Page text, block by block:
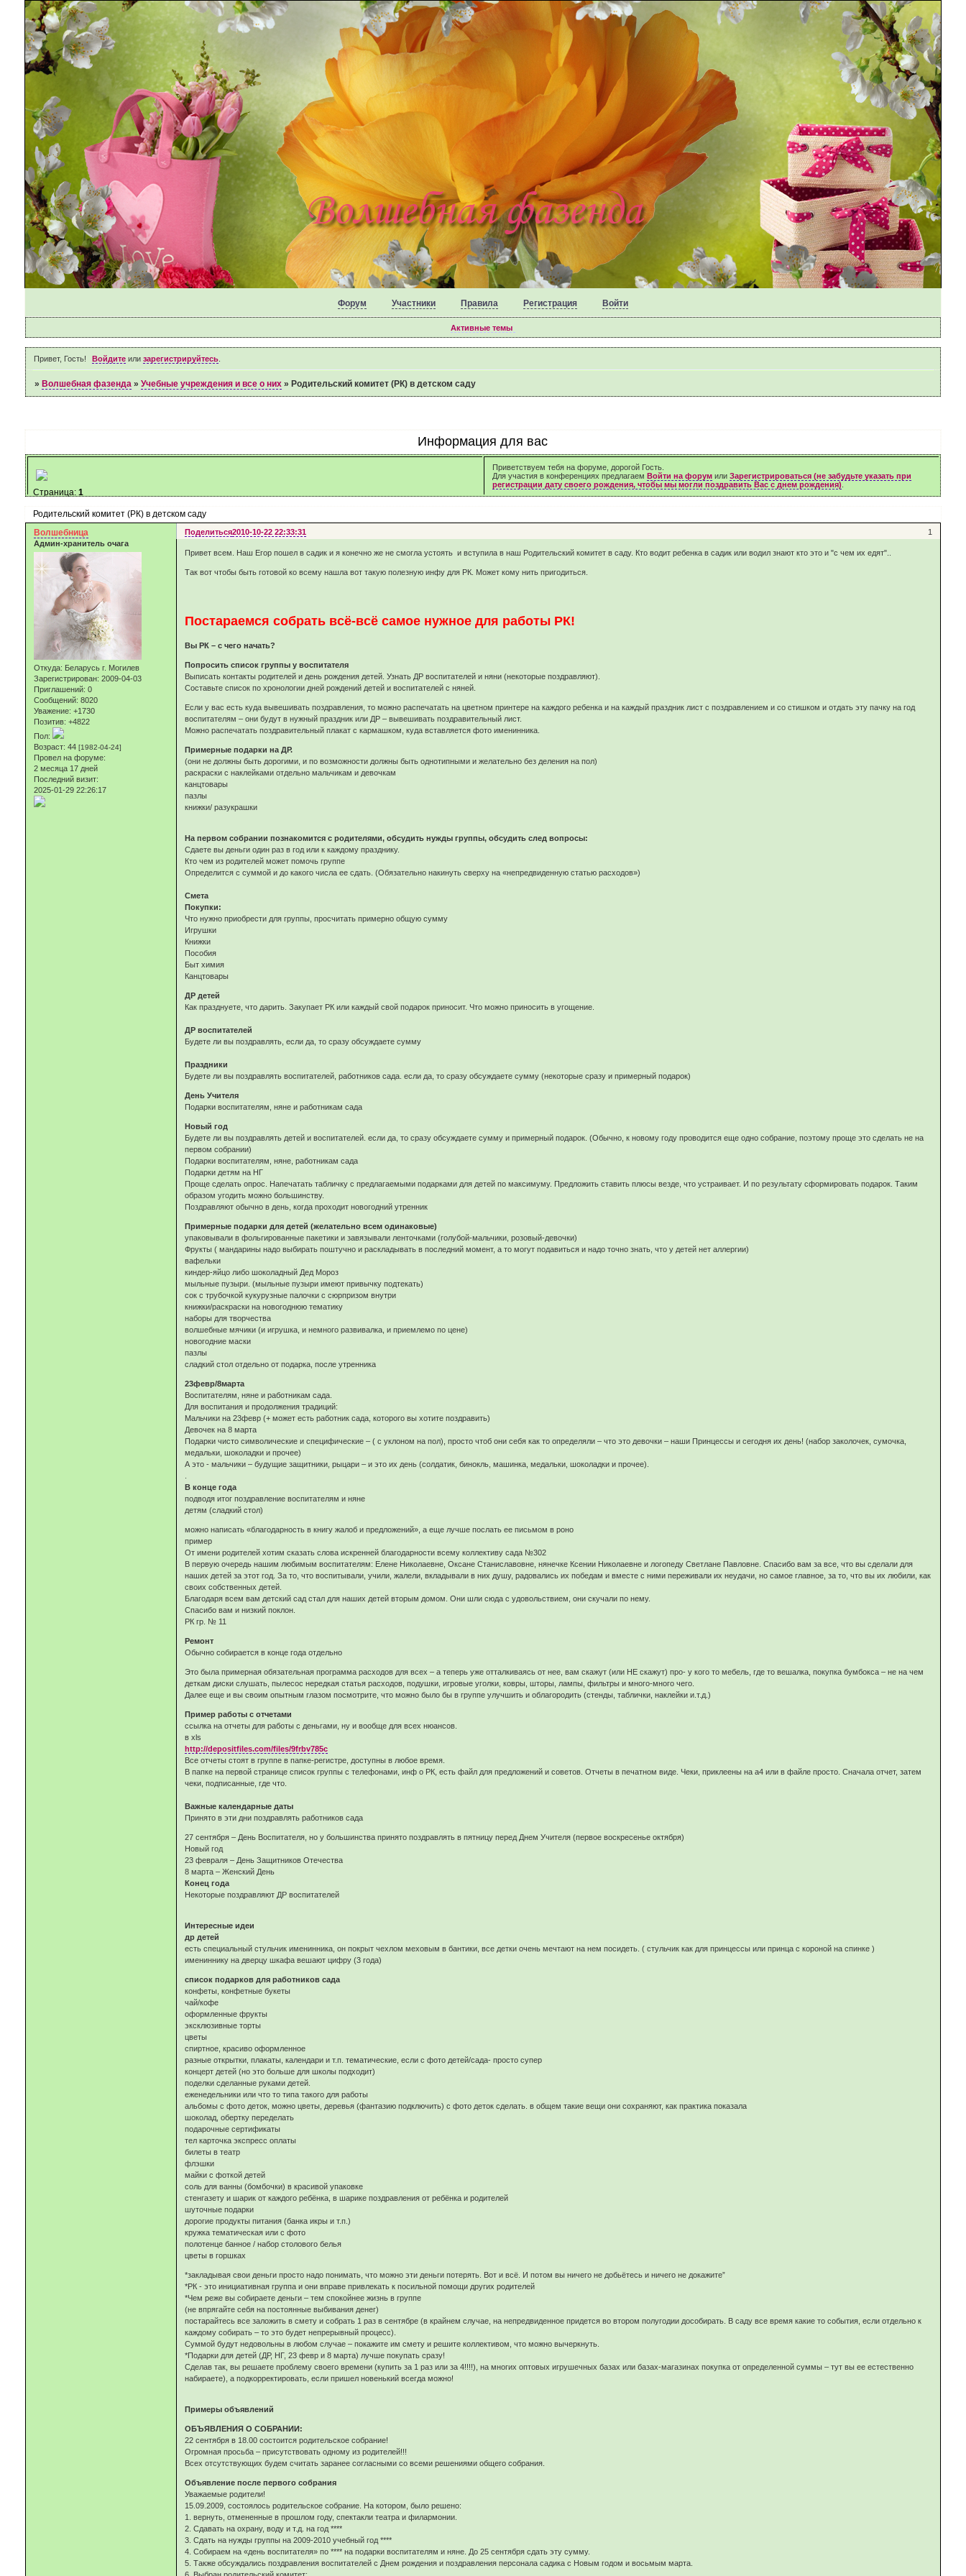
Форум Участники Правила Регистрация Войти
Активные темы
Привет, Гость! Войдите илизарегистрируйтесь
» Волшебная фазенда » Учебные учреждения и все о них » Родительский комитет (РК) в детском саду
Информация для вас
Приветствуем тебя на форуме, дорогой Гость.
Для участия в конференциях предлагаем Войти на форумили Зарегистрироваться (не забудьте указать при
регистрации дату своего рождения, чтобы мы могли поздравить Вас с днем рождения)
Родительский комитет (РК) в детском саду
Страница: 1
Поделиться 1
2010-10-22 22:33:31
Волшебница
Админ-хранитель очага
Откуда: Беларусь г. Могилев
Зарегистрирован: 2009-04-03
Приглашений: 0
Сообщений: 8020
Уважение: +1730
Позитив: +4822
Пол:
Возраст: 44 [1982-04-24]
Провел на форуме:
2 месяца 17 дней
Последний визит:
2025-01-29 22:26:17
Привет всем. Наш Егор пошел в садик и я конечно же не смогла устоять и вступила в наш Родительский комитет в саду. Кто водит ребенка в садик или водил знают кто это и "с чем их едят"..
Так вот чтобы быть готовой ко всему нашла вот такую полезную инфу для РК. Может кому нить пригодиться.
Постараемся собрать всё-всё самое нужное для работы РК!
Вы РК – с чего начать?
Попросить список группы у воспитателя
Выписать контакты родителей и день рождения детей. Узнать ДР воспитателей и няни (некоторые поздравляют).
Составьте список по хронологии дней рождений детей и воспитателей с няней.
Если у вас есть куда вывешивать поздравления, то можно распечатать на цветном принтере на каждого ребенка и на каждый праздник лист с поздравлением и со стишком и отдать эту пачку на год
воспитателям – они будут в нужный праздник или ДР – вывешивать поздравительный лист.
Можно распечатать поздравительный плакат с кармашком, куда вставляется фото именинника.
Примерные подарки на ДР.
(они не должны быть дорогими, и по возможности должны быть однотипными и желательно без деления на пол)
раскраски с наклейками отдельно мальчикам и девочкам
канцтовары
пазлы
книжки/ разукрашки
На первом собрании познакомится с родителями, обсудить нужды группы, обсудить след вопросы:
Сдаете вы деньги один раз в год или к каждому празднику.
Кто чем из родителей может помочь группе
Определится с суммой и до какого числа ее сдать. (Обязательно накинуть сверху на «непредвиденную статью расходов»)
Смета
Покупки:
Что нужно приобрести для группы, просчитать примерно общую сумму
Игрушки
Книжки
Пособия
Быт химия
Канцтовары
ДР детей
Как празднуете, что дарить. Закупает РК или каждый свой подарок приносит. Что можно приносить в угощение.
ДР воспитателей
Будете ли вы поздравлять, если да, то сразу обсуждаете сумму
Праздники
Будете ли вы поздравлять воспитателей, работников сада. если да, то сразу обсуждаете сумму (некоторые сразу и примерный подарок)
День Учителя
Подарки воспитателям, няне и работникам сада
Новый год
Будете ли вы поздравлять детей и воспитателей. если да, то сразу обсуждаете сумму и примерный подарок. (Обычно, к новому году проводится еще одно собрание, поэтому проще это сделать не на
первом собрании)
Подарки воспитателям, няне, работникам сада
Подарки детям на НГ
Проще сделать опрос. Напечатать табличку с предлагаемыми подарками для детей по максимуму. Предложить ставить плюсы везде, что устраивает. И по результату сформировать подарок. Таким
образом угодить можно большинству.
Поздравляют обычно в день, когда проходит новогодний утренник
Примерные подарки для детей (желательно всем одинаковые)
упаковывали в фольгированные пакетики и завязывали ленточками (голубой-мальчики, розовый-девочки)
Фрукты ( мандарины надо выбирать поштучно и раскладывать в последний момент, а то могут подавиться и надо точно знать, что у детей нет аллергии)
вафельки
киндер-яйцо либо шоколадный Дед Мороз
мыльные пузыри. (мыльные пузыри имеют привычку подтекать)
сок с трубочкой кукурузные палочки с сюрпризом внутри
книжки/раскраски на новогоднюю тематику
наборы для творчества
волшебные мячики (и игрушка, и немного развивалка, и приемлемо по цене)
новогодние маски
пазлы
сладкий стол отдельно от подарка, после утренника
23февр/8марта
Воспитателям, няне и работникам сада.
Для воспитания и продолжения традиций:
Мальчики на 23февр (+ может есть работник сада, которого вы хотите поздравить)
Девочек на 8 марта
Подарки чисто символические и специфические – ( с уклоном на пол), просто чтоб они себя как то определяли – что это девочки – наши Принцессы и сегодня их день! (набор заколочек, сумочка,
медальки, шоколадки и прочее)
А это - мальчики – будущие защитники, рыцари – и это их день (солдатик, бинокль, машинка, медальки, шоколадки и прочее).
В конце года
подводя итог поздравление воспитателям и няне
детям (сладкий стол)
можно написать «благодарность в книгу жалоб и предложений», а еще лучше послать ее письмом в роно
пример
От имени родителей хотим сказать слова искренней благодарности всему коллективу сада №302
В первую очередь нашим любимым воспитателям: Елене Николаевне, Оксане Станиславовне, нянечке Ксении Николаевне и логопеду Светлане Павловне. Спасибо вам за все, что вы сделали для
наших детей за этот год. За то, что воспитывали, учили, жалели, вкладывали в них душу, радовались их победам и вместе с ними переживали их неудачи, но самое главное, за то, что вы их любили, как
своих собственных детей.
Благодаря всем вам детский сад стал для наших детей вторым домом. Они шли сюда с удовольствием, они скучали по нему.
Спасибо вам и низкий поклон.
РК гр. № 11
Ремонт
Обычно собирается в конце года отдельно
Это была примерная обязательная программа расходов для всех – а теперь уже отталкиваясь от нее, вам скажут (или НЕ скажут) про- у кого то мебель, где то вешалка, покупка бумбокса – не на чем
деткам диски слушать, пылесос нередкая статья расходов, подушки, игровые уголки, ковры, шторы, лампы, фильтры и много-много чего.
Далее еще и вы своим опытным глазом посмотрите, что можно было бы в группе улучшить и облагородить (стенды, таблички, наклейки и.т.д.)
Пример работы с отчетами
ссылка на отчеты для работы с деньгами, ну и вообще для всех нюансов.
в xls
http://depositfiles.com/files/9frbv785c
Все отчеты стоят в группе в папке-регистре, доступны в любое время.
В папке на первой странице список группы с телефонами, инф о РК, есть файл для предложений и советов. Отчеты в печатном виде. Чеки, приклеены на а4 или в файле просто. Сначала отчет, затем
чеки, подписанные, где что.
Важные календарные даты
Принято в эти дни поздравлять работников сада
27 сентября – День Воспитателя, но у большинства принято поздравлять в пятницу перед Днем Учителя (первое воскресенье октября)
Новый год
23 февраля – День Защитников Отечества
8 марта – Женский День
Конец года
Некоторые поздравляют ДР воспитателей
Интересные идеи
др детей
есть специальный стульчик именинника, он покрыт чехлом меховым в бантики, все детки очень мечтают на нем посидеть. ( стульчик как для принцессы или принца с короной на спинке )
имениннику на дверцу шкафа вешают цифру (3 года)
список подарков для работников сада
конфеты, конфетные букеты
чай/кофе
оформленные фрукты
эксклюзивные торты
цветы
спиртное, красиво оформленное
разные открытки, плакаты, календари и т.п. тематические, если с фото детей/сада- просто супер
концерт детей (но это больше для школы подходит)
поделки сделанные руками детей.
еженедельники или что то типа такого для работы
альбомы с фото деток, можно цветы, деревья (фантазию подключить) с фото деток сделать. в общем такие вещи они сохраняют, как практика показала
шоколад, обертку переделать
подарочные сертификаты
тел карточка экспресс оплаты
билеты в театр
флэшки
майки с фоткой детей
соль для ванны (бомбочки) в красивой упаковке
стенгазету и шарик от каждого ребёнка, в шарике поздравления от ребёнка и родителей
шуточные подарки
дорогие продукты питания (банка икры и т.п.)
кружка тематическая или с фото
полотенце банное / набор столового белья
цветы в горшках
*закладывая свои деньги просто надо понимать, что можно эти деньги потерять. Вот и всё. И потом вы ничего не добьётесь и ничего не докажите”
*РК - это инициативная группа и они вправе привлекать к посильной помощи других родителей
*Чем реже вы собираете деньги – тем спокойнее жизнь в группе
(не впрягайте себя на постоянные выбивания денег)
постарайтесь все заложить в смету и собрать 1 раз в сентябре (в крайнем случае, на непредвиденное придется во втором полугодии дособирать. В саду все время какие то события, если отдельно к
каждому собирать – то это будет непрерывный процесс).
Суммой будут недовольны в любом случае – покажите им смету и решите коллективом, что можно вычеркнуть.
*Подарки для детей (ДР, НГ, 23 февр и 8 марта) лучше покупать сразу!
Сделав так, вы решаете проблему своего времени (купить за 1 раз или за 4!!!!), на многих оптовых игрушечных базах или базах-магазинах покупка от определенной суммы – тут вы ее естественно
набираете), а подкорректировать, если пришел новенький всегда можно!
Примеры объявлений
ОБЪЯВЛЕНИЯ О СОБРАНИИ:
22 сентября в 18.00 состоится родительское собрание!
Огромная просьба – присутствовать одному из родителей!!!
Всех отсутствующих будем считать заранее согласными со всеми решениями общего собрания.
Объявление после первого собрания
Уважаемые родители!
15.09.2009, состоялось родительское собрание. На котором, было решено:
1. вернуть, отмененные в прошлом году, спектакли театра и филармонии.
2. Сдавать на охрану, воду и т.д. на год ****
3. Сдать на нужды группы на 2009-2010 учебный год ****
4. Собираем на «день воспитателя» по **** на подарки воспитателям и няне. До 25 сентября сдать эту сумму.
5. Также обсуждались поздравления воспитателей с Днем рождения и поздравления персонала садика с Новым годом и восьмым марта.